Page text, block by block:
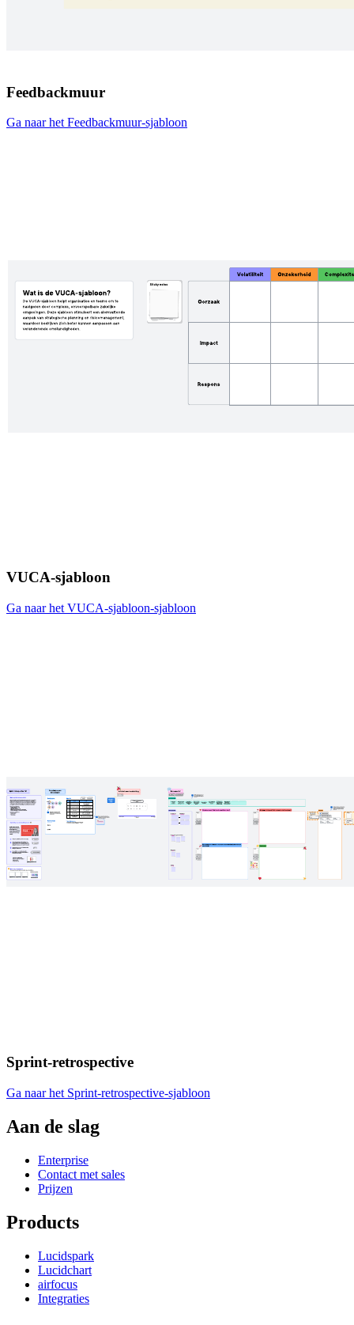
Feedbackmuur
Ga naar het Feedbackmuur-sjabloon
VUCA-sjabloon
Ga naar het VUCA-sjabloon-sjabloon
Sprint-retrospective
Ga naar het Sprint-retrospective-sjabloon
Aan de slag
Enterprise
Contact met sales
Prijzen
Products
Lucidspark
Lucidchart
airfocus
Integraties